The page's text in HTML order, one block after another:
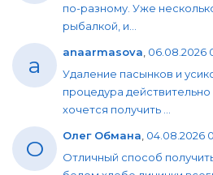
по-разному. Уже
рыбалкой, и...
a anaarmasova, 06.08.2026
Удаление пасынков и
процедура
хочется получить ...
О Олег Обмана, 04.08.2026
Отличный способ